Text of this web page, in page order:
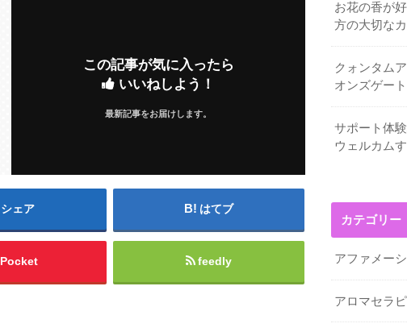
この記事が気に入ったら
いいねしよう！
最新記事をお届けします。
シェア はてブ
Pocket feedly
お花の香が
方の大切な
クォンタム
オンズゲー
サポート体
ウェルカム
カテゴリー
アファメー
アロマセラ